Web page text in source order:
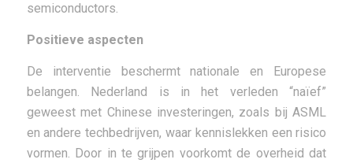
semiconductors.
Positieve aspecten
De interventie beschermt nationale en Europese
belangen. Nederland is in het verleden “naïef”
geweest met Chinese investeringen, zoals bij ASML
en andere techbedrijven, waar kennislekken een risico
vormen. Door in te grijpen voorkomt de overheid dat